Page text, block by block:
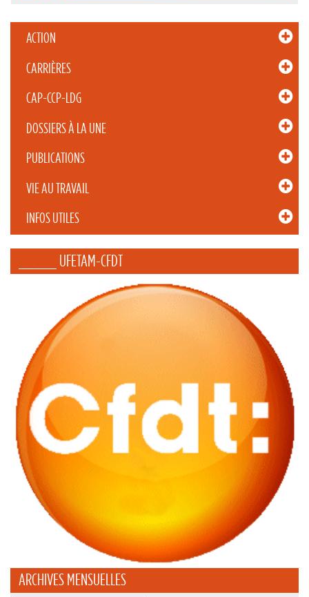
ACTION
CARRIÈRES
CAP-CCP-LDG
DOSSIERS À LA UNE
PUBLICATIONS
VIE AU TRAVAIL
INFOS UTILES
_____ UFETAM-CFDT
ARCHIVES MENSUELLES